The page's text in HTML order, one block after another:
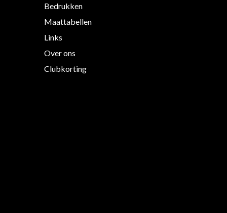
Bedrukken
Maattabellen
Links
Over ons
Clubkorting